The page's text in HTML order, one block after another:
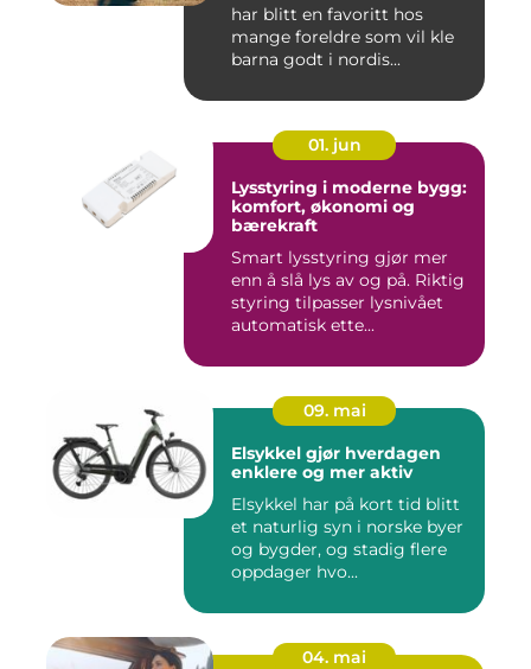
har blitt en favoritt hos
mange foreldre som vil kle
barna godt i nordis...
01. jun
Lysstyring i moderne bygg:
komfort, økonomi og
bærekraft
Smart lysstyring gjør mer
enn å slå lys av og på. Riktig
styring tilpasser lysnivået
automatisk ette...
09. mai
Elsykkel gjør hverdagen
enklere og mer aktiv
Elsykkel har på kort tid blitt
et naturlig syn i norske byer
og bygder, og stadig flere
oppdager hvo...
04. mai